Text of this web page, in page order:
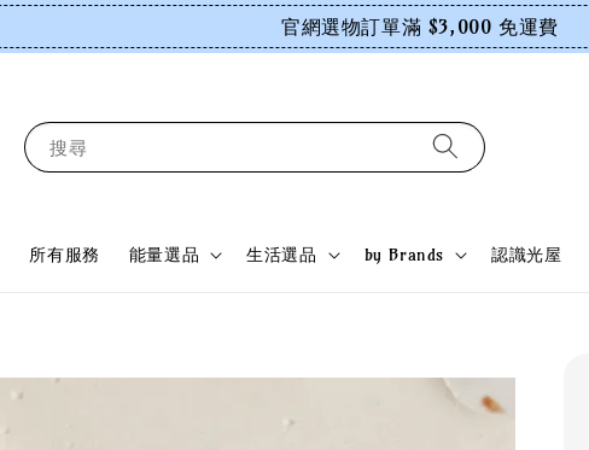
官網選物訂單滿 $3,000 免運費
搜尋
所有服務 能量選品 生活選品 by Brands 認識光屋